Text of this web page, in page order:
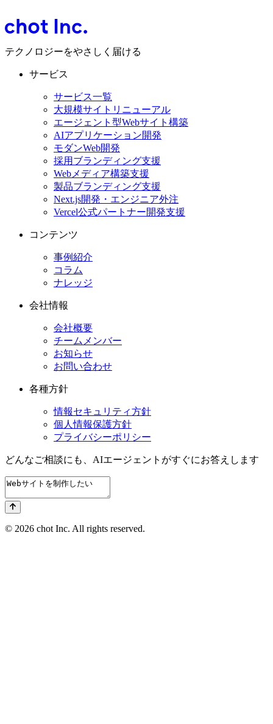
テクノロジーをやさしく届ける
サービス
サービス一覧
大規模サイトリニューアル
エージェント型Webサイト構築
AIアプリケーション開発
モダンWeb開発
採用ブランディング支援
Webメディア構築支援
製品ブランディング支援
Next.js開発・エンジニア外注
Vercel公式パートナー開発支援
コンテンツ
事例紹介
コラム
ナレッジ
会社情報
会社概要
チームメンバー
お知らせ
お問い合わせ
各種方針
情報セキュリティ方針
個人情報保護方針
プライバシーポリシー
どんなご相談にも、 AIエージェントがすぐにお答えします
© 2026 chot Inc. All rights reserved.